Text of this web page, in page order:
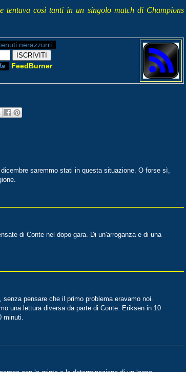
così tanti in un singolo match di Champions
nerazzurri:
FeedBurner
saremmo stati in questa situazione. O forse sì,
di Conte nel dopo gara. Di un'arroganza e di una
pensare che il primo problema eravamo noi.
una lettura diversa da parte di Conte. Eriksen in 10
minuti.